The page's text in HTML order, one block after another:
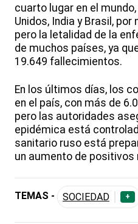
cuarto lugar en el
Unidos, India y Brasil,
pero la letalidad de la
de muchos países, ya
19.649 fallecimientos.
En los últimos días, los
en el país, con más de
pero las autoridades
epidémica está
sanitario ruso está
un aumento de positivos
TEMAS - SOCIEDAD +